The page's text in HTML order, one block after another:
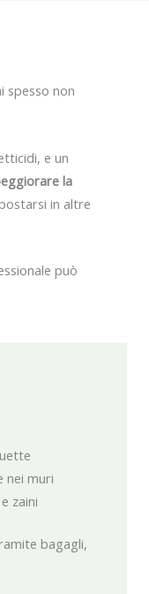
nei muri
zaini
bagagli,
spesso non
e un
la
in altre
può